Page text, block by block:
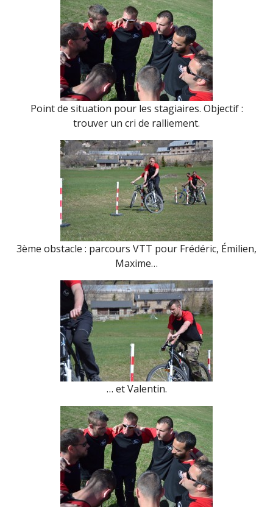
Point de situation pour les stagiaires. Objectif :
trouver un cri de ralliement.
3ème obstacle : parcours VTT pour Frédéric, Émilien,
Maxime…
… et Valentin.